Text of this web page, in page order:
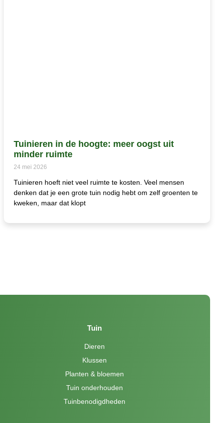
Tuinieren in de hoogte: meer oogst uit
minder ruimte
24 mei 2026
Tuinieren hoeft niet veel ruimte te kosten. Veel mensen
denken dat je een grote tuin nodig hebt om zelf groenten te
kweken, maar dat klopt
Tuin
Dieren
Klussen
Planten & bloemen
Tuin onderhouden
Tuinbenodigdheden